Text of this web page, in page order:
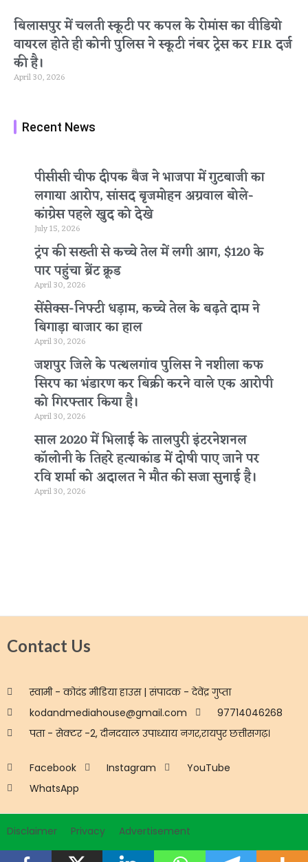
बिलासपुर में चलती स्कूटी पर कपल के रोमांस का वीडियो
वायरल होते ही कोनी पुलिस ने स्कूटी नंबर ट्रेस कर FIR दर्ज
की है।
April 30, 2026
Recent News
पीसीसी चीफ दीपक बैज ने भाजपा में गुटबाजी का
लगाया आरोप, सांसद बृजमोहन अग्रवाल बोले-
कांग्रेस पहले खुद को देखे
July 15, 2026
ट्रंप की सख्ती से कच्चे तेल में लगी आग, $120 के
पार पहुंचा ब्रेंट क्रूड
April 30, 2026
सेंसेक्स-निफ्टी धड़ाम, कच्चे तेल के बढ़ते दाम ने
बिगाड़ा बाजार का हाल
April 30, 2026
जशपुर जिले के पत्थलगांव पुलिस ने नशीला कफ
सिरप का भंडारण कर बिक्री करने वाले एक आरोपी
को गिरफ्तार किया है।
April 30, 2026
साल 2020 में भिलाई के तालपुरी इंटरनेशनल
कॉलोनी के तिहरे हत्याकांड में दोषी पाए जाने पर
रवि शर्मा को अदालत ने मौत की सजा सुनाई है।
April 30, 2026
Contact Us
स्वामी - कोदंड मीडिया हाउस | संपादक - देवेंद्र गुप्ता
kodandmediahouse@gmail.com
97714046268
पता - सेक्टर -2, दीनदयाल उपाध्याय नगर,रायपुर छत्तीसगढ़।
Facebook Instagram
YouTube
WhatsApp
Disclaimer Privacy Advertisement